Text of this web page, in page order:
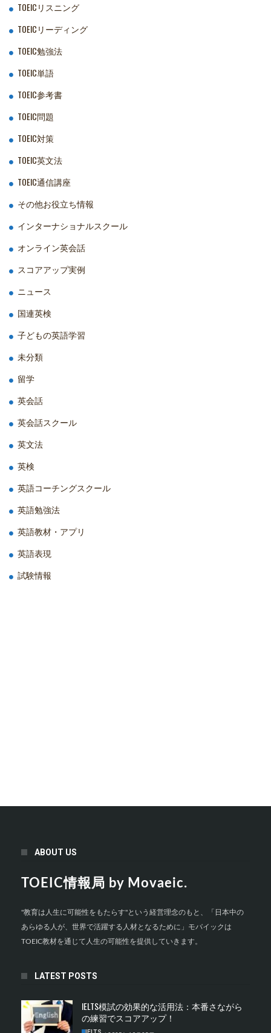
TOEICリスニング
TOEICリーディング
TOEIC勉強法
TOEIC単語
TOEIC参考書
TOEIC問題
TOEIC対策
TOEIC英文法
TOEIC通信講座
その他お役立ち情報
インターナショナルスクール
オンライン英会話
スコアアップ実例
ニュース
国連英検
子どもの英語学習
未分類
留学
英会話
英会話スクール
英文法
英検
英語コーチングスクール
英語勉強法
英語教材・アプリ
英語表現
試験情報
ABOUT US
TOEIC情報局 by Movaeic.
"教育は人生に可能性をもたらす"という経営理念のもと、「日本中の
あらゆる人が、世界で活躍する人材となるために」モバイックは
TOEIC教材を通じて人生の可能性を提供していきます。
LATEST POSTS
IELTS模試の効果的な活用法：本番さながら
の練習でスコアアップ！